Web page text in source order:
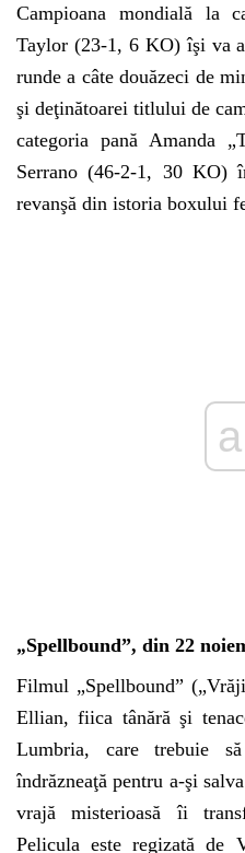
Campioana mondială la
Taylor (23-1, 6 KO) îşi va
runde a câte douăzeci de
şi deţinătoarei titlului de
categoria pană Amanda
Serrano (46-2-1, 30 KO)
revanşă din istoria boxului
„Spellbound”, din 22
Filmul „Spellbound”
Ellian, fiica tânără şi
Lumbria, care trebuie
îndrăzneaţă pentru a-şi
vrajă misterioasă îi
Pelicula este regizată de